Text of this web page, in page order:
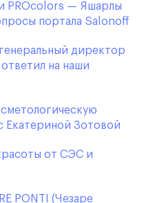
PROcolors — Яшарлы
портала Salonoff
директор
на наши
Екатериной Зотовой
от СЭС и
PONTI (Чезаре